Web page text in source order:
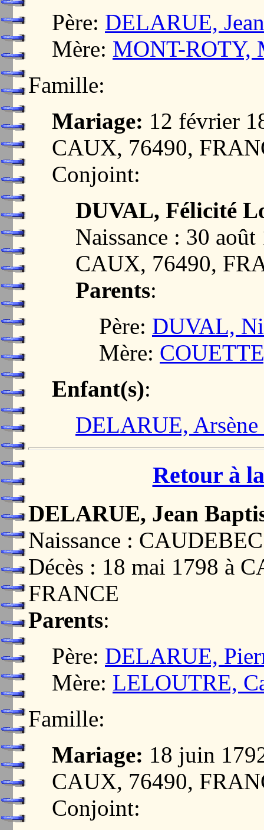
Père: DELARUE,
Mère: MONT-ROTY,
Famille:
Mariage: 12 février
CAUX, 76490,
Conjoint:
DUVAL, Félicité
Naissance : 30
CAUX, 76490,
Parents:
Père: DUVAL,
Mère:
Enfant(s):
DELARUE, Arsène
Retour à
DELARUE, Jean
Naissance :
Décès : 18 mai 1798 à
FRANCE
Parents:
Père: DELARUE,
Mère: LELOUTRE,
Famille:
Mariage: 18 juin
CAUX, 76490,
Conjoint: